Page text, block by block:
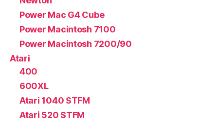
Power Mac G4 Cube
Power Macintosh 7100
Power Macintosh 7200/90
Atari
400
600XL
Atari 1040 STFM
Atari 520 STFM